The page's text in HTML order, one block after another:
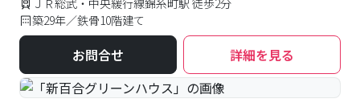
ＪＲ総武・中央緩行線錦糸町駅 徒歩2分
築29年／鉄骨10階建て
お問合せ 詳細を見る